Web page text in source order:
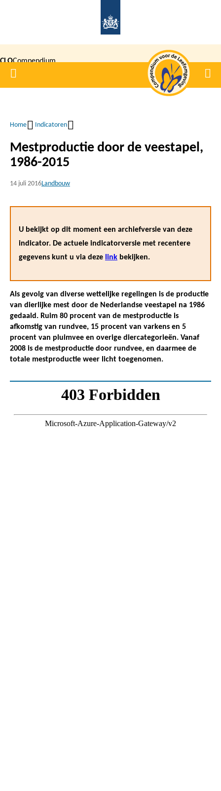
inhoud
gaan
CLOCompendium
voor de
Home
Kruimelpad
Home Indicatoren
Mestproductie door de veestapel,
1986-2015
14 juli 2016Landbouw
U bekijkt op dit moment een archiefversie van deze
indicator. De actuele indicatorversie met recentere
gegevens kunt u via deze link bekijken.
Als gevolg van diverse wettelijke regelingen is de productie
van dierlijke mest door de Nederlandse veestapel na 1986
gedaald. Ruim 80 procent van de mestproductie is
afkomstig van rundvee, 15 procent van varkens en 5
procent van pluimvee en overige diercategorieën. Vanaf
2008 is de mestproductie door rundvee, en daarmee de
totale mestproductie weer licht toegenomen.